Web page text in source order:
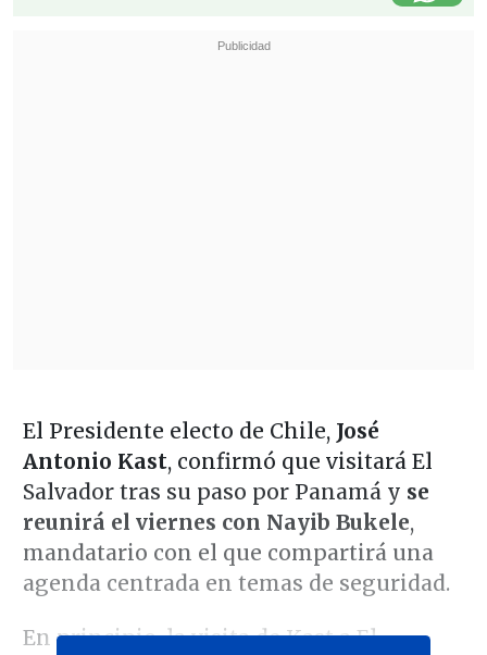
El Presidente electo de Chile, José
Antonio Kast, confirmó que visitará El
Salvador tras su paso por Panamá y se
reunirá el viernes con Nayib Bukele,
mandatario con el que compartirá una
agenda centrada en temas de seguridad.
En principio, la visita de Kast a El